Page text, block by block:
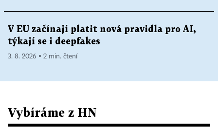
V EU začínají platit nová pravidla pro AI,
týkají se i deepfakes
3. 8. 2026 ▪ 2 min. čtení
Vybíráme z HN